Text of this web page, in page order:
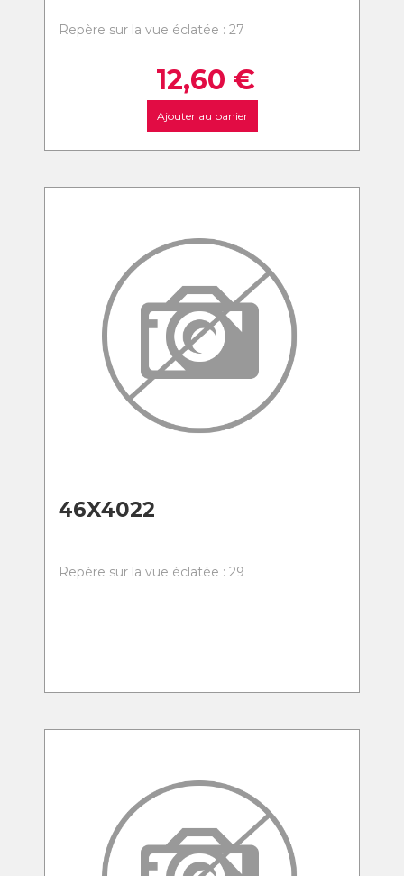
Repère sur la vue éclatée : 27
12,60 €
Ajouter au panier
46X4022
Repère sur la vue éclatée : 29